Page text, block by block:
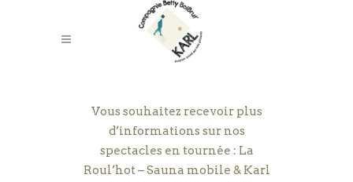
Vous souhaitez recevoir plus
d’informations sur nos
spectacles en tournée : La
Roul’hot – Sauna mobile & Karl